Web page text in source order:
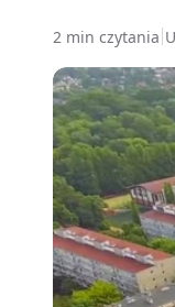
2 min czytania